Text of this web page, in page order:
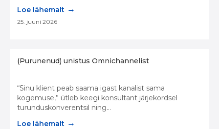
Loe lähemalt →
25. juuni 2026
(Purunenud) unistus Omnichannelist
“Sinu klient peab saama igast kanalist sama
kogemuse,” ütleb keegi konsultant järjekordsel
turunduskonverentsil ning...
Loe lähemalt →